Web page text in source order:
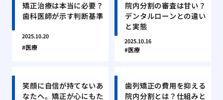
矯正治療は本当に必要？
歯科医師が示す判断基準
2025.10.20
医療
院内分割の審査は甘い？
デンタルローンとの違い
と実態
2025.10.16
医療
笑顔に自信が持てないあ
なたへ。矯正が心にもた
歯列矯正の費用を抑える
院内分割とは？仕組みと